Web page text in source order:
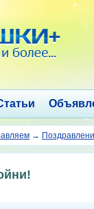
→